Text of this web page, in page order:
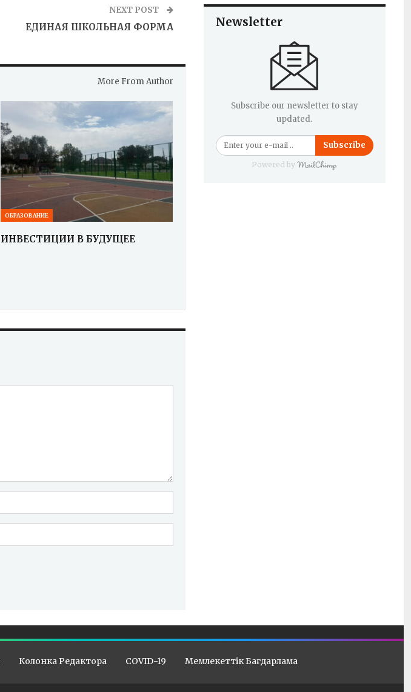
NEXT POST
ЕДИНАЯ ШКОЛЬНАЯ ФОРМА
More From Author
ОБРАЗОВАНИЕ
ИНВЕСТИЦИИ В БУДУЩЕЕ
Newsletter
Subscribe our newsletter to stay
updated.
Subscribe
Powered by
Колонка Редактора COVID-19 Мемлекеттік Бағдарлама